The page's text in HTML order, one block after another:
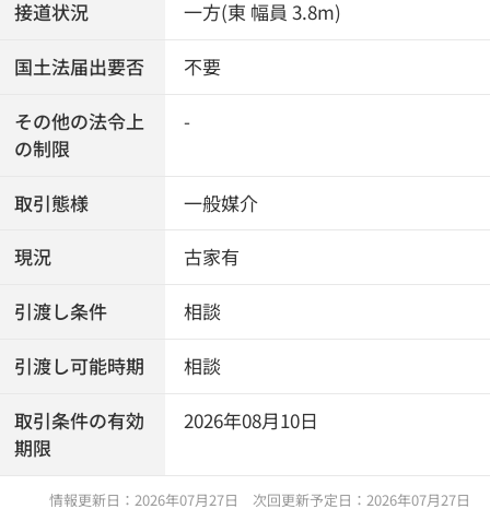
接道状況 一方(東 幅員 3.8m)
国土法届出要否 不要
その他の法令上
の制限
-
取引態様 一般媒介
現況 古家有
引渡し条件 相談
引渡し可能時期 相談
取引条件の有効
期限
2026年08月10日
情報更新日：2026年07月27日 次回更新予定日：2026年07月27日